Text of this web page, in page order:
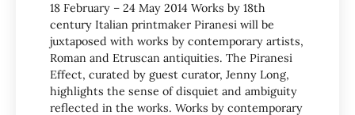
18 February – 24 May 2014 Works by 18th
century Italian printmaker Piranesi will be
juxtaposed with works by contemporary artists,
Roman and Etruscan antiquities. The Piranesi
Effect, curated by guest curator, Jenny Long,
highlights the sense of disquiet and ambiguity
reflected in the works. Works by contemporary